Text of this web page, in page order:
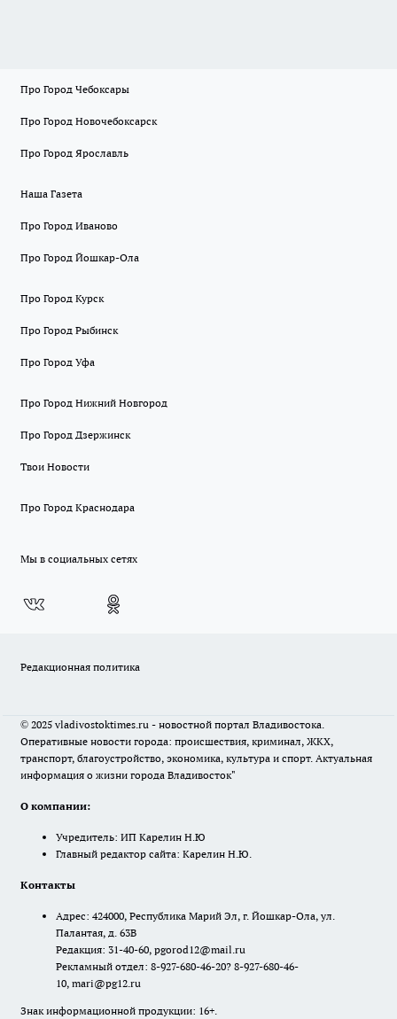
Про Город Чебоксары
Про Город Новочебоксарск
Про Город Ярославль
Наша Газета
Про Город Иваново
Про Город Йошкар-Ола
Про Город Курск
Про Город Рыбинск
Про Город Уфа
Про Город Нижний Новгород
Про Город Дзержинск
Твои Новости
Про Город Краснодара
Мы в социальных сетях
Редакционная политика
© 2025 vladivostoktimes.ru - новостной портал Владивостока.
Оперативные новости города: происшествия, криминал, ЖКХ,
транспорт, благоустройство, экономика, культура и спорт. Актуальная
информация о жизни города Владивосток"
О компании:
Учредитель: ИП Карелин Н.Ю
Главный редактор сайта: Карелин Н.Ю.
Контакты
Адрес: 424000, Республика Марий Эл, г. Йошкар-Ола, ул.
Палантая, д. 63В
Редакция: 31-40-60, pgorod12@mail.ru
Рекламный отдел: 8-927-680-46-20? 8-927-680-46-
10, mari@pg12.ru
Знак информационной продукции: 16+.